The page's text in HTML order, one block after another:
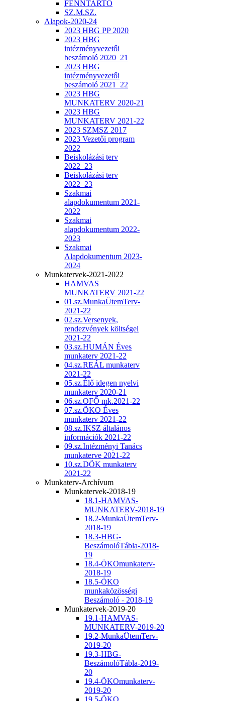
FENNTARTÓ
SZ.M.SZ.
Alapok-2020-24
2023 HBG PP 2020
2023 HBG
intézményvezetői
beszámoló 2020_21
2023 HBG
intézményvezetői
beszámoló 2021_22
2023 HBG
MUNKATERV 2020-21
2023 HBG
MUNKATERV 2021-22
2023 SZMSZ 2017
2023 Vezetői program
2022
Beiskolázási terv
2022_23
Beiskolázási terv
2022_23
Szakmai
alapdokumentum 2021-
2022
Szakmai
alapdokumentum 2022-
2023
Szakmai
Alapdokumentum 2023-
2024
Munkatervek-2021-2022
HAMVAS
MUNKATERV 2021-22
01.sz.MunkaÜtemTerv-
2021-22
02.sz.Versenyek,
rendezvények költségei
2021-22
03.sz.HUMÁN Éves
munkaterv 2021-22
04.sz.REÁL munkaterv
2021-22
05.sz.Élő idegen nyelvi
munkaterv 2020-21
06.sz.OFŐ mk.2021-22
07.sz.ÖKO Éves
munkaterv 2021-22
08.sz.IKSZ általános
információk 2021-22
09.sz.Intézményi Tanács
munkaterve 2021-22
10.sz.DÖK munkaterv
2021-22
Munkaterv-Archívum
Munkatervek-2018-19
18.1-HAMVAS-
MUNKATERV-2018-19
18.2-MunkaÜtemTerv-
2018-19
18.3-HBG-
BeszámolóTábla-2018-
19
18.4-ÖKOmunkaterv-
2018-19
18.5-ÖKO
munkaközösségi
Beszámoló - 2018-19
Munkatervek-2019-20
19.1-HAMVAS-
MUNKATERV-2019-20
19.2-MunkaÜtemTerv-
2019-20
19.3-HBG-
BeszámolóTábla-2019-
20
19.4-ÖKOmunkaterv-
2019-20